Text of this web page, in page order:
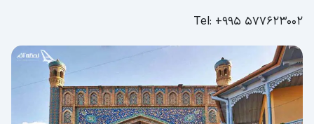
Tel: +995 577623002